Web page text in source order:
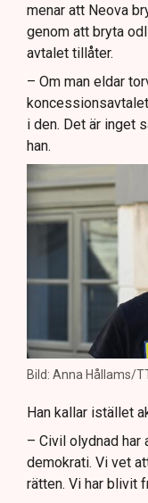
menar att Neova
genom att bryta
avtalet tillåter.
– Om man eldar
i den. Det är inget
han.
Bild: Anna Hållams/
Han kallar istället
– Civil olydnad har
demokrati. Vi vet
rätten. Vi har blivit